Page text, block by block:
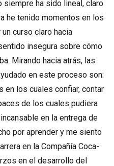
siempre ha sido lineal, claro
he tenido momentos en los
curso claro hacia
insegura sobre cómo
Mirando hacia atrás, las
en este proceso son:
en los cuales confiar, contar
de los cuales pudiera
en la entrega de
por aprender y me siento
en la Compañía Coca-
en el desarrollo del